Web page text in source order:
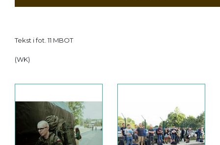
Tekst i fot. 11 MBOT
(WK)